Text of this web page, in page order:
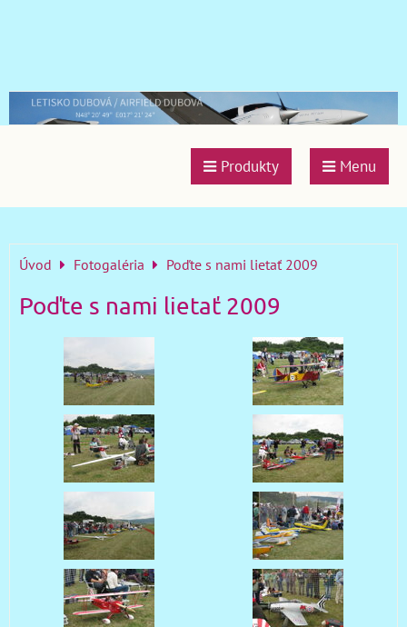
Produkty Menu
Úvod Fotogaléria Poďte s nami lietať 2009
Poďte s nami lietať 2009